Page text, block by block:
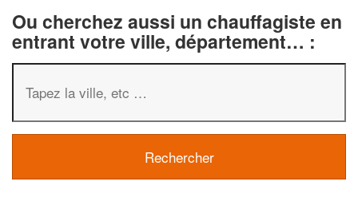
Ou cherchez aussi un chauffagiste en
entrant votre ville, département… :